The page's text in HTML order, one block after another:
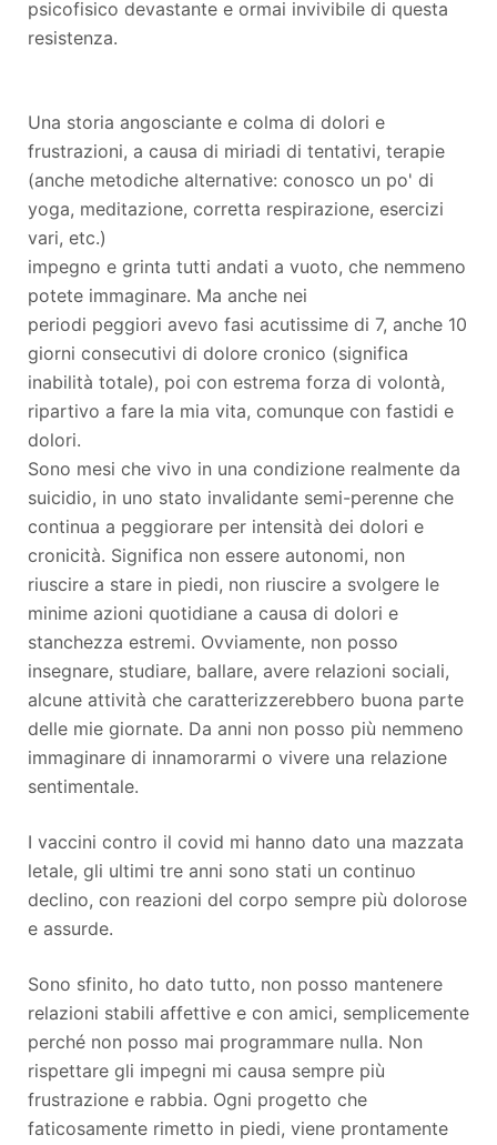
psicofisico devastante e ormai invivibile di questa
resistenza.
Una storia angosciante e colma di dolori e
frustrazioni, a causa di miriadi di tentativi, terapie
(anche metodiche alternative: conosco un po' di
yoga, meditazione, corretta respirazione, esercizi
vari, etc.)
impegno e grinta tutti andati a vuoto, che nemmeno
potete immaginare. Ma anche nei
periodi peggiori avevo fasi acutissime di 7, anche 10
giorni consecutivi di dolore cronico (significa
inabilità totale), poi con estrema forza di volontà,
ripartivo a fare la mia vita, comunque con fastidi e
dolori.
Sono mesi che vivo in una condizione realmente da
suicidio, in uno stato invalidante semi-perenne che
continua a peggiorare per intensità dei dolori e
cronicità. Significa non essere autonomi, non
riuscire a stare in piedi, non riuscire a svolgere le
minime azioni quotidiane a causa di dolori e
stanchezza estremi. Ovviamente, non posso
insegnare, studiare, ballare, avere relazioni sociali,
alcune attività che caratterizzerebbero buona parte
delle mie giornate. Da anni non posso più nemmeno
immaginare di innamorarmi o vivere una relazione
sentimentale.
I vaccini contro il covid mi hanno dato una mazzata
letale, gli ultimi tre anni sono stati un continuo
declino, con reazioni del corpo sempre più dolorose
e assurde.
Sono sfinito, ho dato tutto, non posso mantenere
relazioni stabili affettive e con amici, semplicemente
perché non posso mai programmare nulla. Non
rispettare gli impegni mi causa sempre più
frustrazione e rabbia. Ogni progetto che
faticosamente rimetto in piedi, viene prontamente